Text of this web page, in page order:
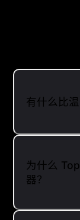
有什么比温
为什么
器？